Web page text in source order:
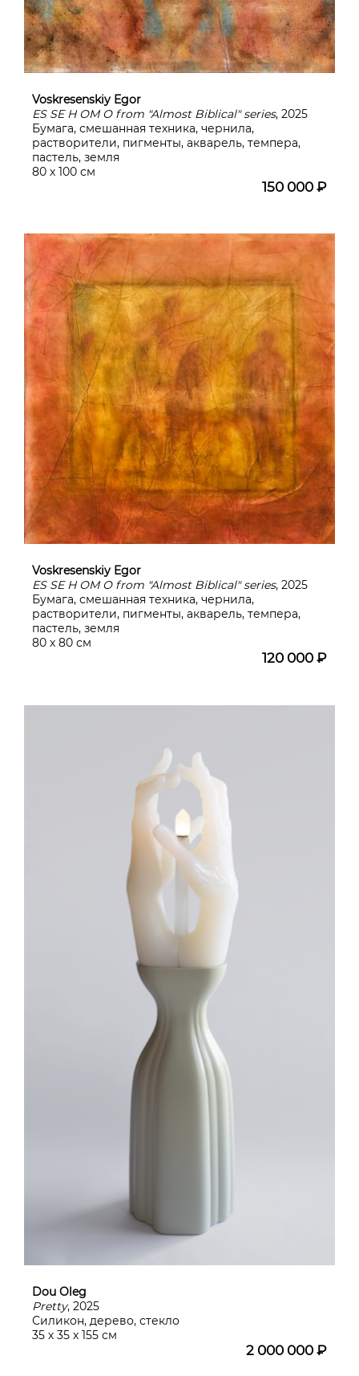
Voskresenskiy Egor
ES SE Н ОМ О from "Almost Biblical" series, 2025
Бумага, смешанная техника, чернила,
растворители, пигменты, акварель, темпера,
пастель, земля
80 х 100 см
150 000 ₽
Voskresenskiy Egor
ES SE Н ОМ О from "Almost Biblical" series, 2025
Бумага, смешанная техника, чернила,
растворители, пигменты, акварель, темпера,
пастель, земля
80 х 80 см
120 000 ₽
Dou Oleg
Pretty, 2025
Силикон, дерево, стекло
35 х 35 х 155 см
2 000 000 ₽